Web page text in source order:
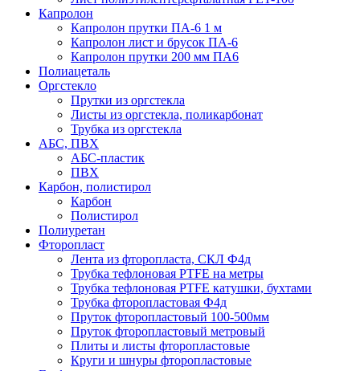
Капролон
Капролон прутки ПА-6 1 м
Капролон лист и брусок ПА-6
Капролон прутки 200 мм ПА6
Полиацеталь
Оргстекло
Прутки из оргстекла
Листы из оргстекла, поликарбонат
Трубка из оргстекла
АБС, ПВХ
АБС-пластик
ПВХ
Карбон, полистирол
Карбон
Полистирол
Полиуретан
Фторопласт
Лента из фторопласта, СКЛ Ф4д
Трубка тефлоновая PTFE на метры
Трубка тефлоновая PTFE катушки, бухтами
Трубка фторопластовая Ф4д
Пруток фторопластовый 100-500мм
Пруток фторопластовый метровый
Плиты и листы фторопластовые
Круги и шнуры фторопластовые